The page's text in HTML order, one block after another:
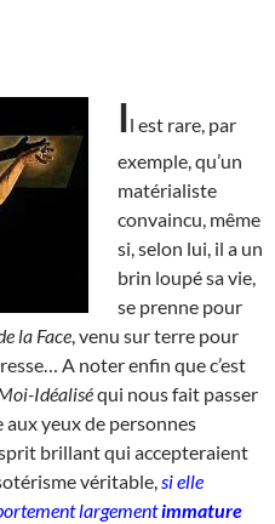
Il est rare, par
exemple, qu’un
matérialiste
convaincu, même
si, selon lui, il a un
brin loupé sa vie,
se prenne pour
la Face , venu sur terre pour
A noter enfin que c’est
Idéaliséqui nous fait passer
aux yeux de personnes
brillant qui accepteraient
véritable, si elle
largementimmature